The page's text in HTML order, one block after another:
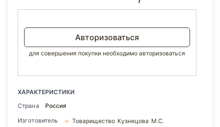
Авторизоваться
для совершения покупки необходимо авторизоваться
ХАРАКТЕРИСТИКИ
Страна
Россия
Изготовитель
Товарищество Кузнецова М.С.